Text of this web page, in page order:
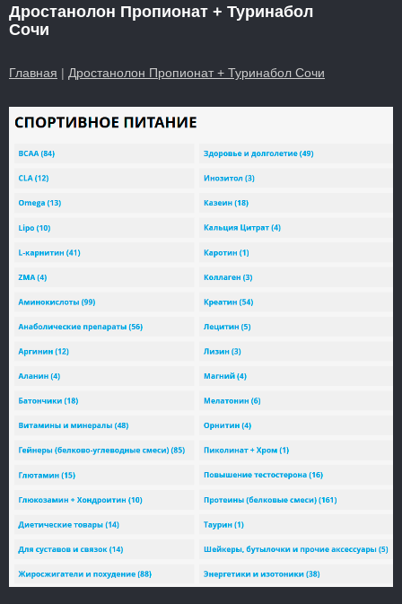
Дростанолон Пропионат + Туринабол
Сочи
Главная | Дростанолон Пропионат + Туринабол Сочи